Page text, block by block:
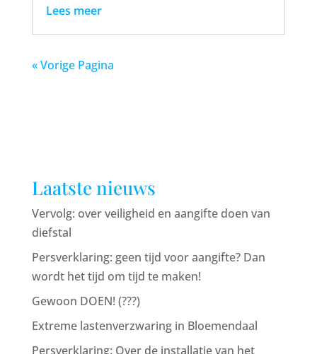
Lees meer
« Vorige Pagina
Laatste nieuws
Vervolg: over veiligheid en aangifte doen van
diefstal
Persverklaring: geen tijd voor aangifte? Dan
wordt het tijd om tijd te maken!
Gewoon DOEN! (???)
Extreme lastenverzwaring in Bloemendaal
Persverklaring: Over de installatie van het